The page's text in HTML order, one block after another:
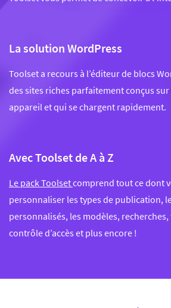
La solution WordPress
Toolset a recours à l’éditeur de blocs
des sites riches parfaitement conçus
appareil et qui se chargent rapidement.
Avec Toolset de A à Z
Le pack Toolsetcomprend tout ce dont
personnaliser les types de publication,
personnalisés, les modèles,
contrôle d’accès et plus encore !